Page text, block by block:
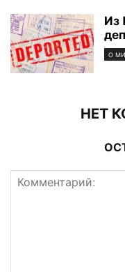
Из
О
НЕТ